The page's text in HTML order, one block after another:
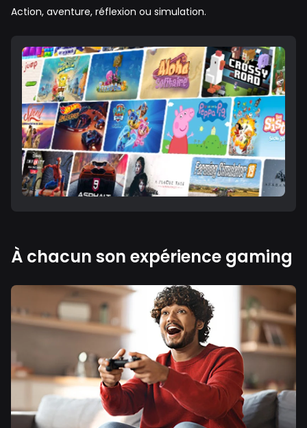
Action, aventure, réflexion ou simulation.
À chacun son expérience gaming